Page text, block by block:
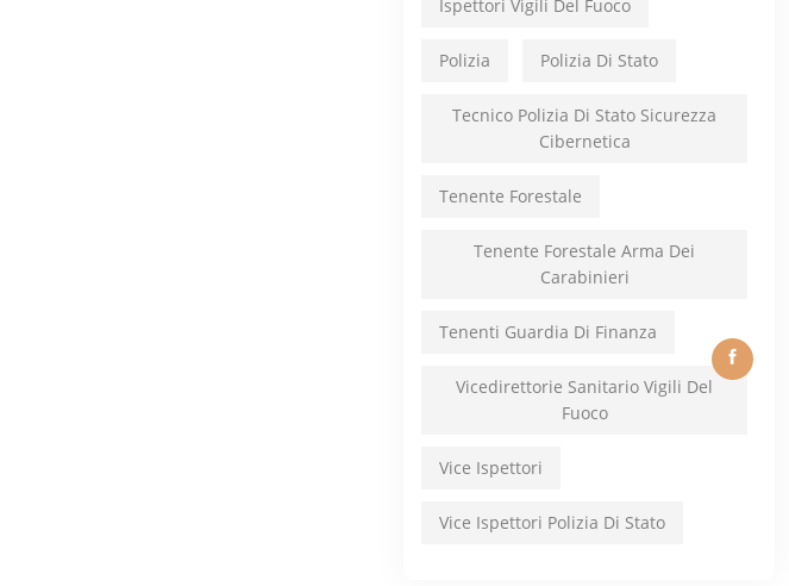
Ispettori Vigili Del Fuoco
Polizia Polizia Di Stato
Tecnico Polizia Di Stato Sicurezza
Cibernetica
Tenente Forestale
Tenente Forestale Arma Dei
Carabinieri
Tenenti Guardia Di Finanza
Vicedirettorie Sanitario Vigili Del
Fuoco
Vice Ispettori
Vice Ispettori Polizia Di Stato